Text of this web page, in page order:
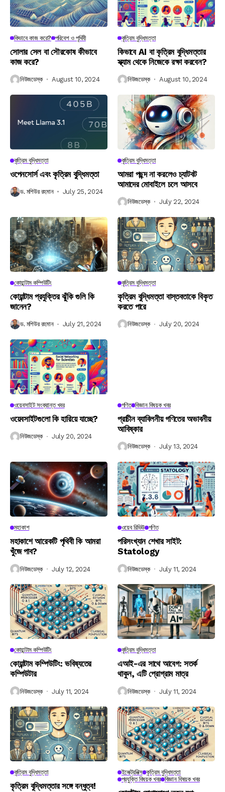
কিভাবে কাজ করে? পরিবেশ ও পৃথিবী
সোলার সেল বা সৌরকোষ কীভাবে
কাজ করে?
নিউজডেস্ক August 10, 2024
কৃত্রিম বুদ্ধিমত্তা
কিভাবে AI বা কৃত্রিম বুদ্ধিমত্তার
স্ক্যাম থেকে নিজেকে রক্ষা করবেন?
নিউজডেস্ক August 10, 2024
কৃত্রিম বুদ্ধিমত্তা
ওপেনসোর্স এবং কৃত্রিম বুদ্ধিমত্তা
ড. মশিউর রহমান July 25, 2024
কৃত্রিম বুদ্ধিমত্তা
আমরা পছন্দ না করলেও চ্যাটবট
আমাদের মোবাইলে চলে আসবে
নিউজডেস্ক July 22, 2024
কোয়ান্টাম কম্পিউটিং
কোয়ান্টাম প্রযুক্তির ঝুঁকি গুলি কি
জানেন?
ড. মশিউর রহমান July 21, 2024
কৃত্রিম বুদ্ধিমত্তা
কৃত্রিম বুদ্ধিমত্তা বাস্তবতাকে বিকৃত
করতে পারে
নিউজডেস্ক July 20, 2024
ওয়েবসাইট সংক্রান্ত খবর
ওয়েবসাইটগুলো কি হারিয়ে যাচ্ছে?
নিউজডেস্ক July 20, 2024
গণিত বিজ্ঞান বিষয়ক খবর
প্রাচীন ব্যাবিলনীয় গণিতের অভাবনীয়
আবিষ্কার
নিউজডেস্ক July 13, 2024
মহাকাশ
মহাকাশে আরেকটি পৃথিবী কি আমরা
খুঁজে পাব?
নিউজডেস্ক July 12, 2024
ওয়েব রিভিউ গণিত
পরিসংখ্যান শেখার সাইট:
Statology
নিউজডেস্ক July 11, 2024
কোয়ান্টাম কম্পিউটিং
কোয়ান্টাম কম্পিউটিং: ভবিষ্যতের
কম্পিউটার
নিউজডেস্ক July 11, 2024
কৃত্রিম বুদ্ধিমত্তা
এআই-এর সাথে আবেগ: সতর্ক
থাকুন, এটি প্রোগ্রাম মাত্র
নিউজডেস্ক July 11, 2024
কৃত্রিম বুদ্ধিমত্তা
কৃত্রিম বুদ্ধিমত্তার সঙ্গে বন্ধুত্ব!
ইলেক্ট্রনিক্স কৃত্রিম বুদ্ধিমত্তা
প্রযুক্তি বিষয়ক খবর বিজ্ঞান বিষয়ক খবর